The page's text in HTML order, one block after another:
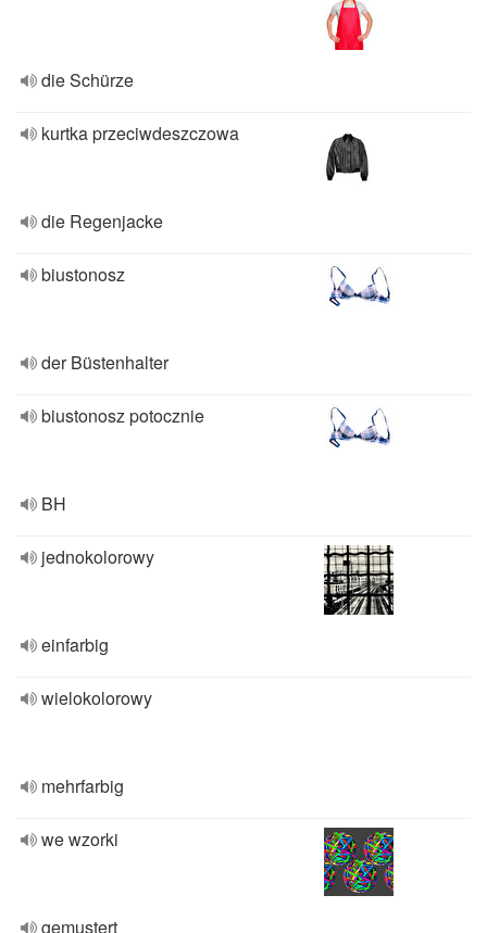
die Schürze
kurtka przeciwdeszczowa
die Regenjacke
biustonosz
der Büstenhalter
biustonosz potocznie
BH
jednokolorowy
einfarbig
wielokolorowy
mehrfarbig
we wzorki
gemustert